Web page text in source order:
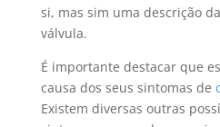
si, mas sim uma descrição
válvula.
É importante destacar que
causa dos seus sintomas de
Existem diversas outras